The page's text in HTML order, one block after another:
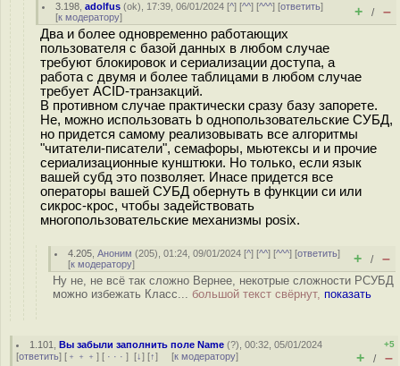
3.198 ,adolfus (ok), 17:39, 06/01/2024 [^] [^^] [^^^] [ответить]
[к модератору] + / –
Два и более одновременно работающих
пользователя с базой данных в любом случае
требуют блокировок и сериализации доступа, а
работа с двумя и более таблицами в любом случае
требует ACID-транзакций.
В противном случае практически сразу базу запорете.
Не, можно использовать b однопользовательские СУБД,
но придется самому реализовывать все алгоритмы
"читатели-писатели", семафоры, мьютексы и и прочие
сериализационные кунштюки. Но только, если язык
вашей субд это позволяет. Инасе придется все
операторы вашей СУБД обернуть в функции си или
сикрос-крос, чтобы задействовать
многопользовательские механизмы posix.
4.205 ,Аноним (205), 01:24, 09/01/2024 [^] [^^] [^^^] [ответить]
[к модератору] + / –
Ну не, не всё так сложно Вернее, некотрые сложности РСУБД
можно избежать Класс... большой текст свёрнут, показать
1.101 ,Вы забыли заполнить поле Name (?), 00:32, 05/01/2024
[ответить] [ ﹢﹢﹢ ] [ · · · ] [↓] [↑] [к модератору]
+5
+ / –